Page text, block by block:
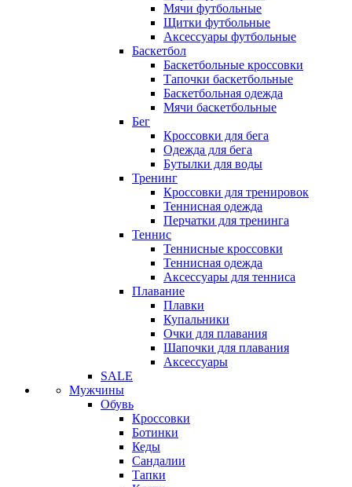
Мячи футбольные
Щитки футбольные
Аксессуары футбольные
Баскетбол
Баскетбольные кроссовки
Тапочки баскетбольные
Баскетбольная одежда
Мячи баскетбольные
Бег
Кроссовки для бега
Одежда для бега
Бутылки для воды
Тренинг
Кроссовки для тренировок
Теннисная одежда
Перчатки для тренинга
Теннис
Теннисные кроссовки
Теннисная одежда
Аксессуары для тенниса
Плавание
Плавки
Купальники
Очки для плавания
Шапочки для плавания
Аксессуары
SALE
Мужчины
Обувь
Кроссовки
Ботинки
Кеды
Сандалии
Тапки